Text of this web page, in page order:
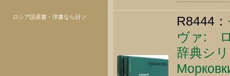
ロシア語原書・洋書なら日ソ R8444：
ヴァ: ロ
辞典シ